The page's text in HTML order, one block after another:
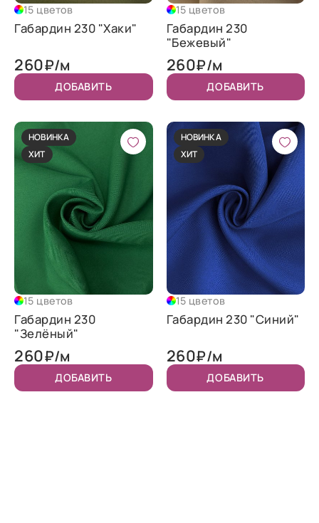
15 цветов
Габардин 230 "Хаки"
260₽/м
ДОБАВИТЬ
15 цветов
Габардин 230
"Бежевый"
260₽/м
ДОБАВИТЬ
НОВИНКА
ХИТ
15 цветов
Габардин 230
"Зелёный"
260₽/м
ДОБАВИТЬ
НОВИНКА
ХИТ
15 цветов
Габардин 230 "Синий"
260₽/м
ДОБАВИТЬ